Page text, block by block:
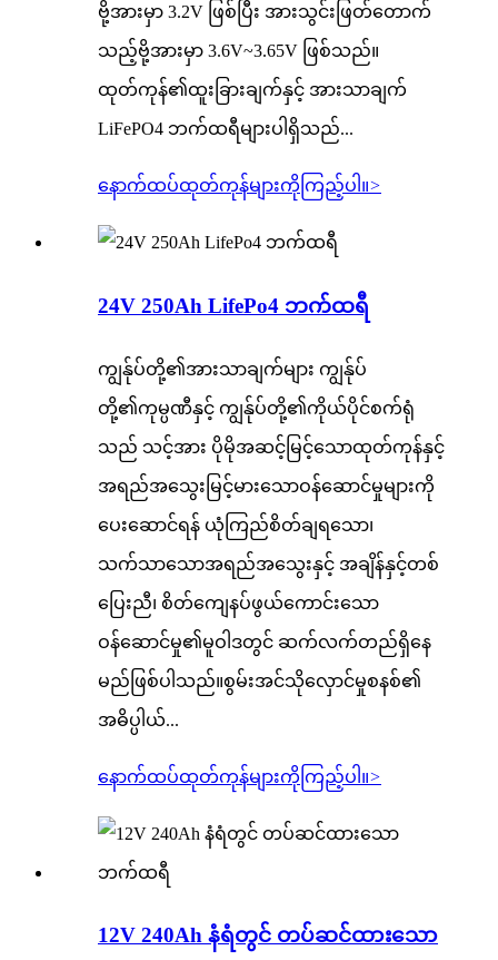
ဗို့အားမှာ 3.2V ဖြစ်ပြီး အားသွင်းဖြတ်တောက်
သည့်ဗို့အားမှာ 3.6V~3.65V ဖြစ်သည်။
ထုတ်ကုန်၏ထူးခြားချက်နှင့် အားသာချက်
LiFePO4 ဘက်ထရီများပါရှိသည်...
နောက်ထပ်ထုတ်ကုန်များကိုကြည့်ပါ။>
24V 250Ah LifePo4 ဘက်ထရီ
ကျွန်ုပ်တို့၏အားသာချက်များ ကျွန်ုပ်
တို့၏ကုမ္ပဏီနှင့် ကျွန်ုပ်တို့၏ကိုယ်ပိုင်စက်ရုံ
သည် သင့်အား ပိုမိုအဆင့်မြင့်သောထုတ်ကုန်နှင့်
အရည်အသွေးမြင့်မားသောဝန်ဆောင်မှုများကို
ပေးဆောင်ရန် ယုံကြည်စိတ်ချရသော၊
သက်သာသောအရည်အသွေးနှင့် အချိန်နှင့်တစ်
ပြေးညီ၊ စိတ်ကျေနပ်ဖွယ်ကောင်းသော
ဝန်ဆောင်မှု၏မူဝါဒတွင် ဆက်လက်တည်ရှိနေ
မည်ဖြစ်ပါသည်။စွမ်းအင်သိုလှောင်မှုစနစ်၏
အဓိပ္ပါယ်...
နောက်ထပ်ထုတ်ကုန်များကိုကြည့်ပါ။>
12V 240Ah နံရံတွင် တပ်ဆင်ထားသော